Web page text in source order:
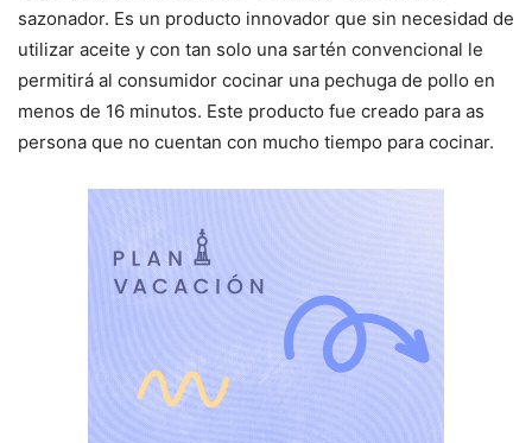
sazonador. Es un producto innovador que sin necesidad de
utilizar aceite y con tan solo una sartén convencional le
permitirá al consumidor cocinar una pechuga de pollo en
menos de 16 minutos. Este producto fue creado para as
persona que no cuentan con mucho tiempo para cocinar.